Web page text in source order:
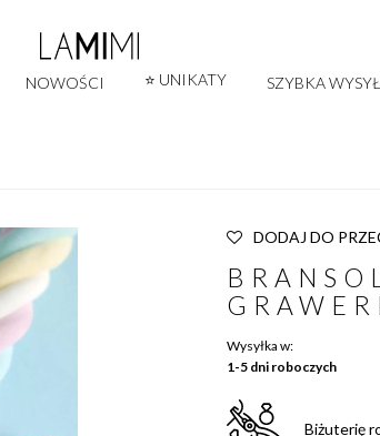
NOWOŚCI ⭐ UNIKATY SZYBKA
DODAJ DO
Wysyłka w:
1-5 dni roboczych
Biżuterię